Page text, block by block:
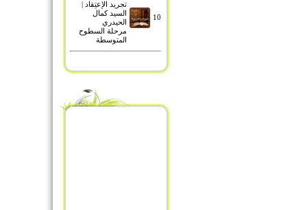
10
تجريد الإعتِقاد |
السيد كمال
الحيدري
مرحلة السطوح
المتوسطة